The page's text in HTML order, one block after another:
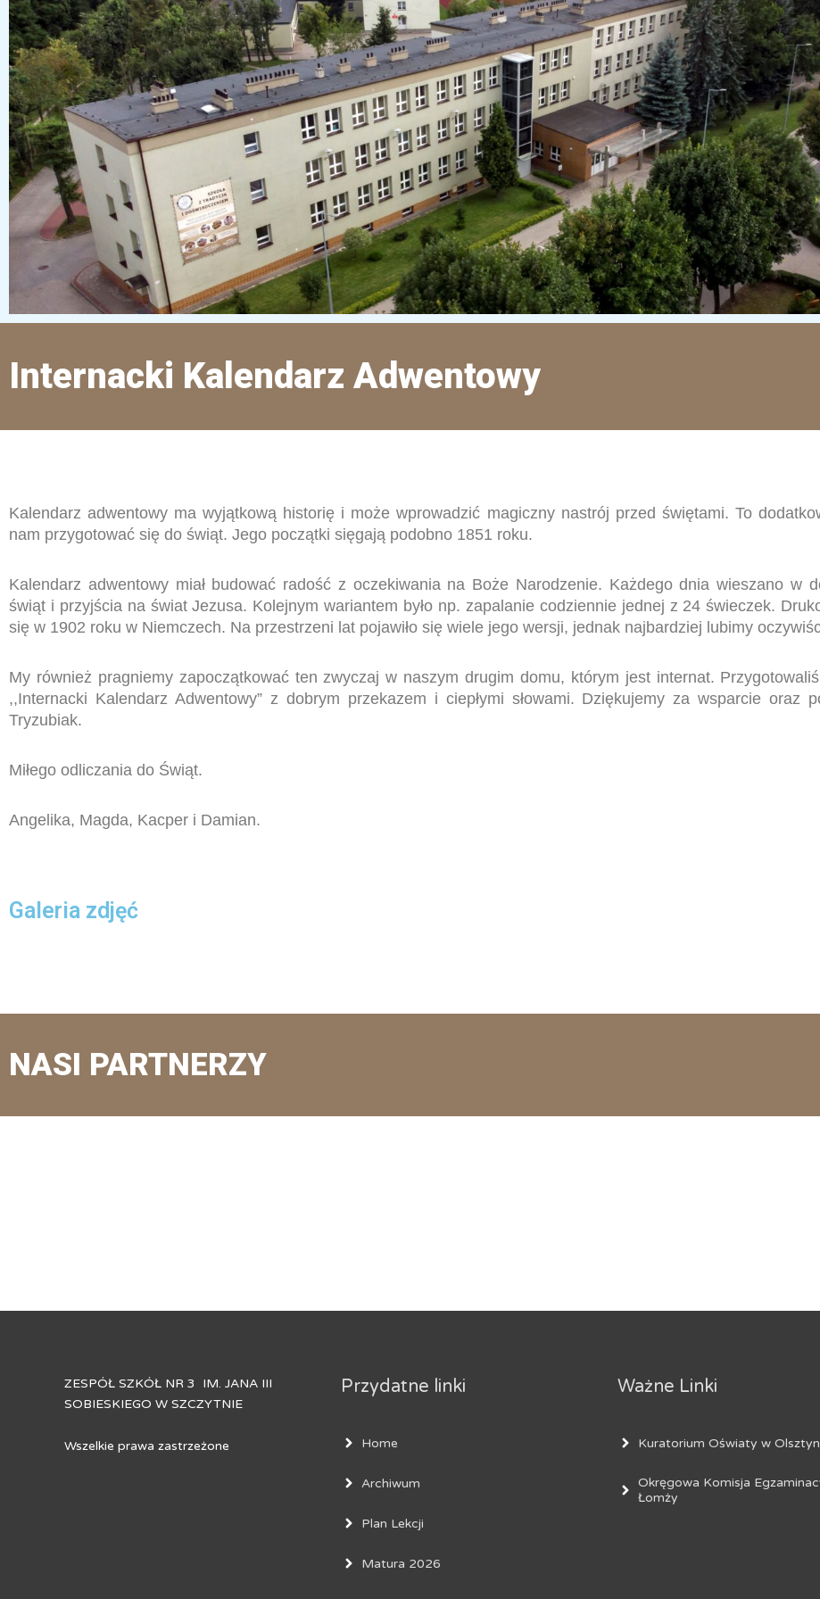
Internacki Kalendarz Adwentowy
Kalendarz adwentowy ma wyjątkową historię i może wprowadzić magiczny nastrój przed świętami. To
nam przygotować się do świąt. Jego początki sięgają podobno 1851 roku.
Kalendarz adwentowy miał budować radość z oczekiwania na Boże Narodzenie. Każdego dnia wieszano w
świąt i przyjścia na świat Jezusa. Kolejnym wariantem było np. zapalanie codziennie jednej z 24 świeczek.
się w 1902 roku w Niemczech. Na przestrzeni lat pojawiło się wiele jego wersji, jednak najbardziej lubimy
My również pragniemy zapoczątkować ten zwyczaj w naszym drugim domu, którym jest internat.
,,Internacki Kalendarz Adwentowy” z dobrym przekazem i ciepłymi słowami. Dziękujemy za wsparcie oraz
Tryzubiak.
Miłego odliczania do Świąt.
Angelika, Magda, Kacper i Damian.
Galeria zdjęć
NASI PARTNERZY
ZESPÓŁ SZKÓŁ NR 3 IM. JANA III
SOBIESKIEGO W SZCZYTNIE
Wszelkie prawa zastrzeżone
Przydatne linki
Home
Archiwum
Plan Lekcji
Matura 2026
Ważne Linki
Kuratorium Oświaty w
Okręgowa Komisja
Łomży